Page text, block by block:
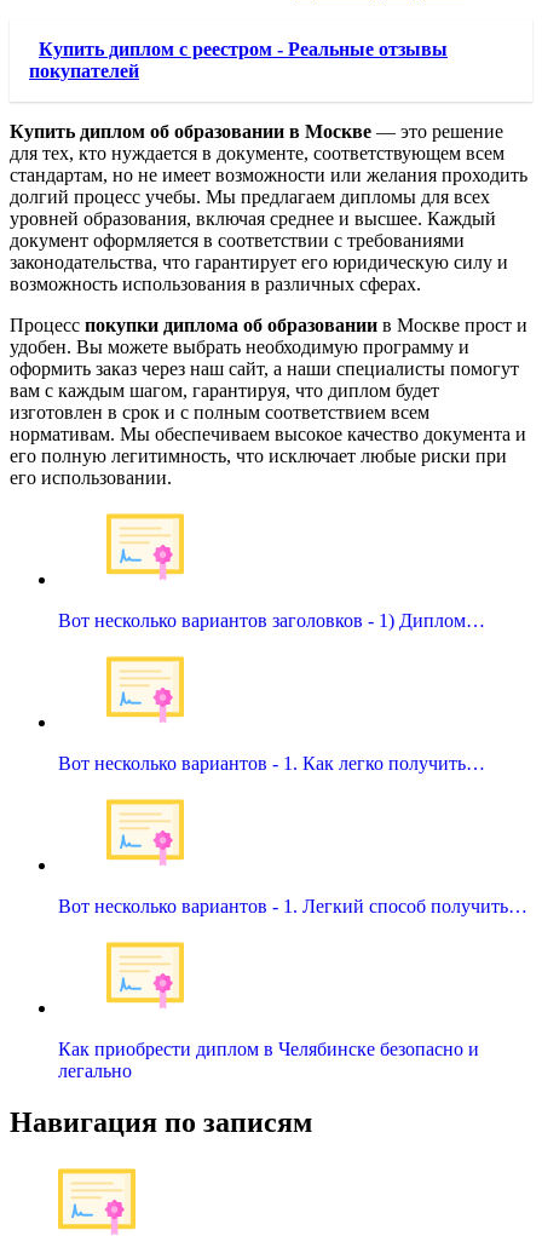
Купить диплом с реестром - Реальные отзывы
покупателей
Купить диплом об образовании в Москве — это решение
для тех, кто нуждается в документе, соответствующем всем
стандартам, но не имеет возможности или желания проходить
долгий процесс учебы. Мы предлагаем дипломы для всех
уровней образования, включая среднее и высшее. Каждый
документ оформляется в соответствии с требованиями
законодательства, что гарантирует его юридическую силу и
возможность использования в различных сферах.
Процесс покупки диплома об образовании в Москве прост и
удобен. Вы можете выбрать необходимую программу и
оформить заказ через наш сайт, а наши специалисты помогут
вам с каждым шагом, гарантируя, что диплом будет
изготовлен в срок и с полным соответствием всем
нормативам. Мы обеспечиваем высокое качество документа и
его полную легитимность, что исключает любые риски при
его использовании.
Вот несколько вариантов заголовков - 1) Диплом…
Вот несколько вариантов - 1. Как легко получить…
Вот несколько вариантов - 1. Легкий способ получить…
Как приобрести диплом в Челябинске безопасно и
легально
Навигация по записям